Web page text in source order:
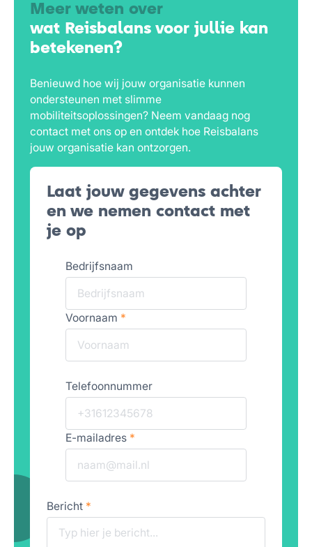
Meer weten over
wat Reisbalans voor jullie kan
betekenen?
Benieuwd hoe wij jouw organisatie kunnen
ondersteunen met slimme
mobiliteitsoplossingen? Neem vandaag nog
contact met ons op en ontdek hoe Reisbalans
jouw organisatie kan ontzorgen.
Laat jouw gegevens achter
en we nemen contact met
je op
Bedrijfsnaam
Voornaam *
Telefoonnummer
E-mailadres *
Bericht *